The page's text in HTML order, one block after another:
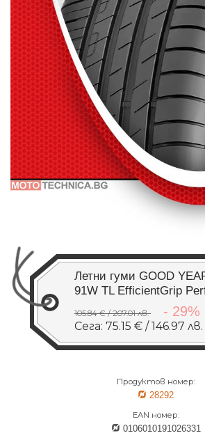
Летни гуми GOOD
91W TL EfficientGrip
105.84 € / 207.01 лв. - 29%
Сега: 75.15 € / 146.97 лв.
Продуктов номер:
28292
EAN номер:
0106010191026331